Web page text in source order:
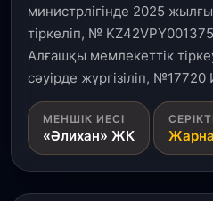
1 тамыз, 2026
Кинопоиск Қазақстан
танымал онлайн-
31 шілде, 2026
Ақмола облысындағы
ұстаздар «Әділет»
айтты
министрлігінде 2025
тіркеліп, №
Алғашқы мемлекеттік
сәуірде жүргізіліп, №17720
МЕНШІК ИЕСІ
«Әлихан» ЖК